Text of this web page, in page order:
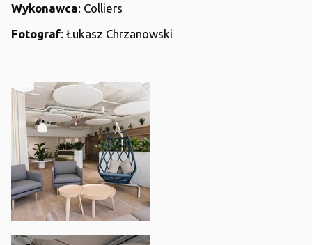
Wykonawca: Colliers
Fotograf: Łukasz Chrzanowski